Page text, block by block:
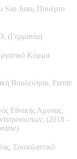
San Juan, Πουέρτο
(Γερμανία)
Κόμμα
Βουλεύτρια, Frente
Εθνικής Άμυνας,
(2018 –
Σοσιαλιστικό